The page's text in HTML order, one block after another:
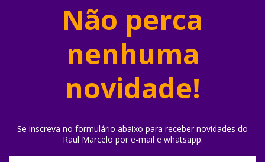
Não perca
nenhuma
novidade!
Se inscreva no formulário abaixo para receber novidades do
Raul Marcelo por e-mail e whatsapp.